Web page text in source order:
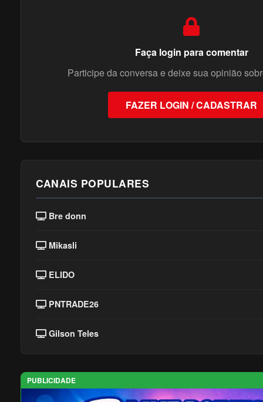
Faça login para comentar
Participe da conversa e deixe sua opinião
FAZER LOGIN / CADASTRAR
CANAIS POPULARES
Bre donn
Mikasli
ELIDO
PNTRADE26
Gilson Teles
PUBLICIDADE